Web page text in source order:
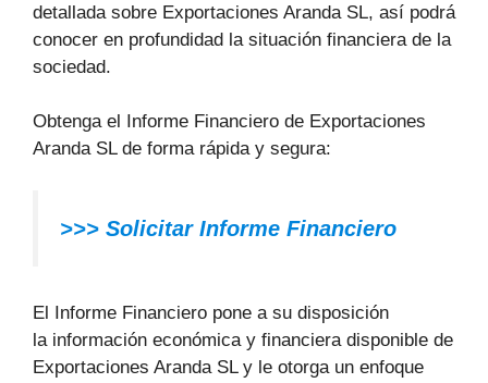
detallada sobre Exportaciones Aranda SL, así podrá
conocer en profundidad la situación financiera de la
sociedad.
Obtenga el Informe Financiero de Exportaciones
Aranda SL de forma rápida y segura:
>>> Solicitar Informe Financiero
El Informe Financiero pone a su disposición
la información económica y financiera disponible de
Exportaciones Aranda SL y le otorga un enfoque